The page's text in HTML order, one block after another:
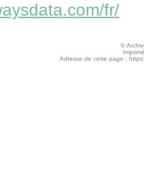
fr/
©
Adresse de cette page :